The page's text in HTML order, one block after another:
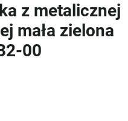
z metalicznej
mała zielona
00